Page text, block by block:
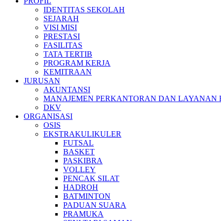
IDENTITAS SEKOLAH
SEJARAH
VISI MISI
PRESTASI
FASILITAS
TATA TERTIB
PROGRAM KERJA
KEMITRAAN
JURUSAN
AKUNTANSI
MANAJEMEN PERKANTORAN DAN LAYANAN
DKV
ORGANISASI
OSIS
EKSTRAKULIKULER
FUTSAL
BASKET
PASKIBRA
VOLLEY
PENCAK SILAT
HADROH
BATMINTON
PADUAN SUARA
PRAMUKA